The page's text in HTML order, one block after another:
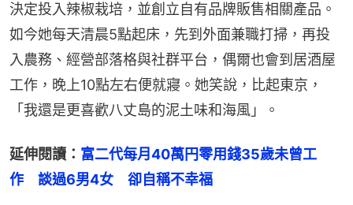
決定投入辣椒栽培，並創立自有品牌販售相關產品。
如今她每天清晨5點起床，先到外面兼職打掃，再投
入農務、經營部落格與社群平台，偶爾也會到居酒屋
工作，晚上10點左右便就寢。她笑說，比起東京，
「我還是更喜歡八丈島的泥土味和海風」。
延伸閱讀： 富二代每月40萬円零用錢35歲未曾工
作　談過6男4女　卻自稱不幸福